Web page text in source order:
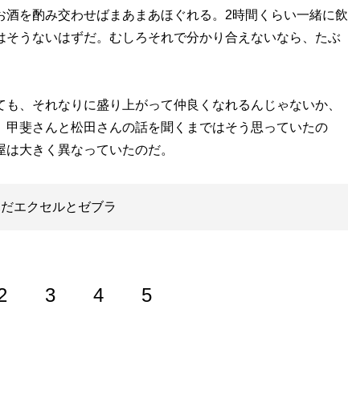
を酌み交わせばまあまあほぐれる。2時間くらい一緒に飲
うないはずだ。むしろそれで分かり合えないなら、たぶ
、それなりに盛り上がって仲良くなれるんじゃないか、
斐さんと松田さんの話を聞くまではそう思っていたの
大きく異なっていたのだ。
エクセルとゼブラ
3 4 5